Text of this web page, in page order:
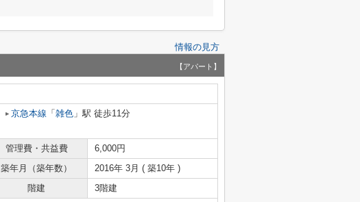
情報の見方
【アパート】
京急本線 「 雑色 」駅 徒歩11分
管理費・共益費
6,000円
築年月（築年数）
2016年 3月 ( 築10年 )
階建 3階建